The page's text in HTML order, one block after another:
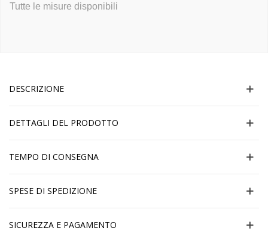
Tutte le misure disponibili
DESCRIZIONE
DETTAGLI DEL PRODOTTO
TEMPO DI CONSEGNA
SPESE DI SPEDIZIONE
SICUREZZA E PAGAMENTO